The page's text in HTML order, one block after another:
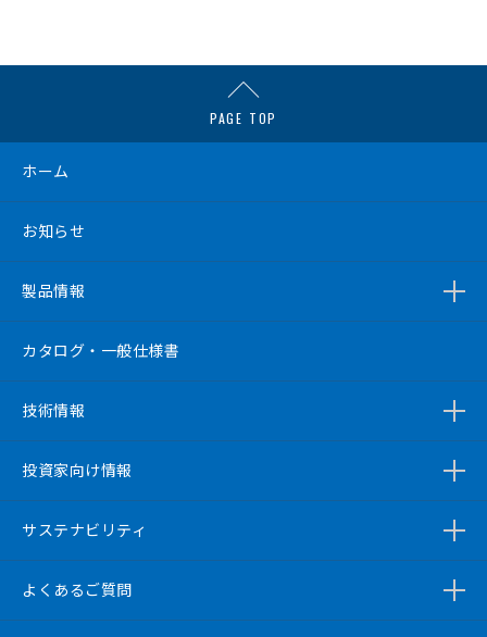
PAGE TOP
ホーム
お知らせ
製品情報
カタログ・一般仕様書
技術情報
投資家向け情報
サステナビリティ
よくあるご質問